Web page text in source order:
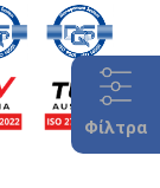
Φίλτρα